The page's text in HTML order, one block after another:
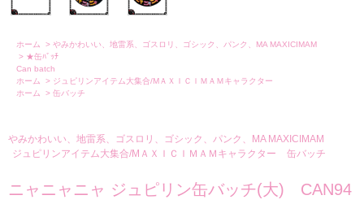
ホーム > やみかわいい、地雷系、ゴスロリ、ゴシック、パンク、MA MAXICIMAM
> ★缶ﾊﾞｯﾁ
Can batch
ホーム
> ジュピリンアイテム大集合/MＡＸＩＣＩＭＡＭキャラクター
ホーム
> 缶バッチ
やみかわいい、地雷系、ゴスロリ、ゴシック、パンク、MA MAXICIMAM
ジュピリンアイテム大集合/MＡＸＩＣＩＭＡＭキャラクター
缶バッチ
ニャニャニャ ジュピリン缶バッチ(大) CAN94